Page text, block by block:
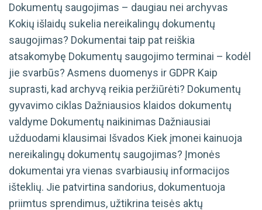
Dokumentų saugojimas – daugiau nei archyvas
Kokių išlaidų sukelia nereikalingų dokumentų
saugojimas? Dokumentai taip pat reiškia
atsakomybę Dokumentų saugojimo terminai – kodėl
jie svarbūs? Asmens duomenys ir GDPR Kaip
suprasti, kad archyvą reikia peržiūrėti? Dokumentų
gyvavimo ciklas Dažniausios klaidos dokumentų
valdyme Dokumentų naikinimas Dažniausiai
užduodami klausimai Išvados Kiek įmonei kainuoja
nereikalingų dokumentų saugojimas? Įmonės
dokumentai yra vienas svarbiausių informacijos
išteklių. Jie patvirtina sandorius, dokumentuoja
priimtus sprendimus, užtikrina teisės aktų